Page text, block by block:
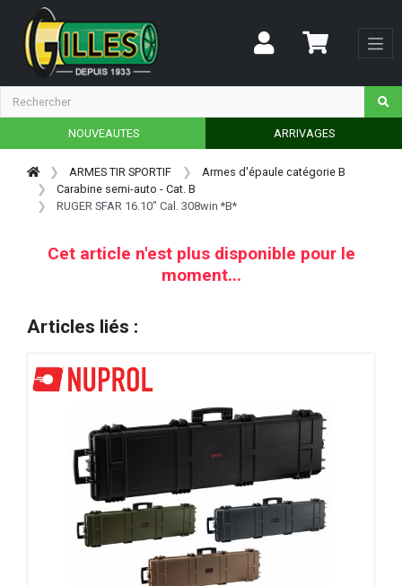
NOUVEAUTES ARRIVAGES
ARMES TIR SPORTIF
Armes d'épaule catégorie B
Carabine semi-auto - Cat. B
RUGER SFAR 16.10" Cal. 308win *B*
Cet article n'est plus disponible pour le
moment...
Articles liés :